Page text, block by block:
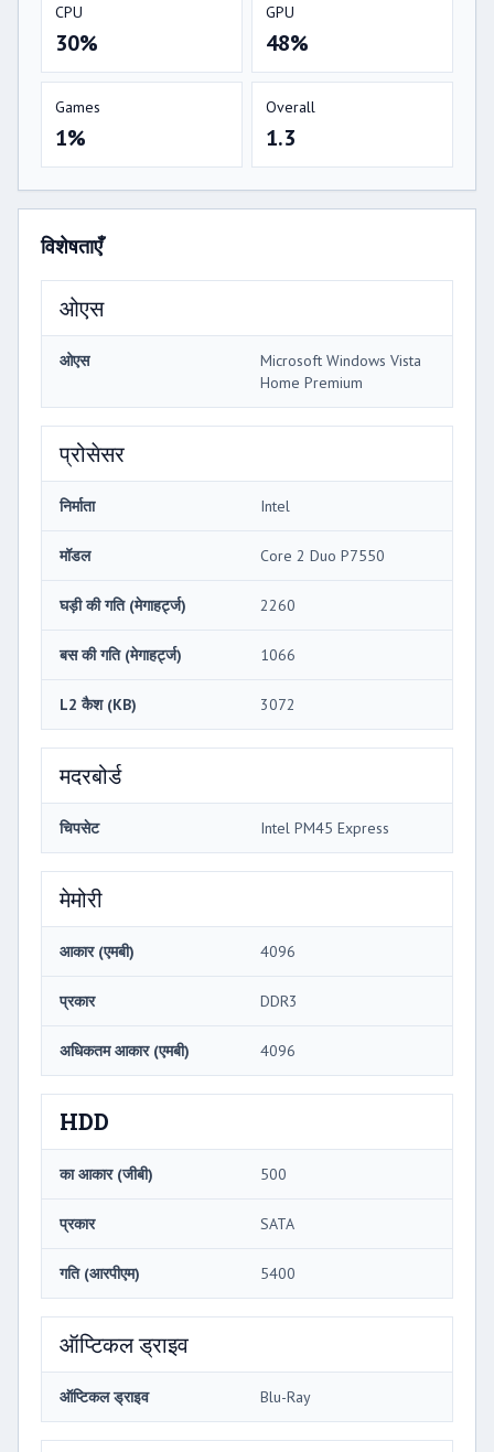
CPU
30%
GPU
48%
Games
1%
Overall
1.3
विशेषताएँ
ओएस
ओएस
Microsoft Windows Vista
Home Premium
प्रोसेसर
निर्माता Intel
मॉडल Core 2 Duo P7550
घड़ी की गति (मेगाहर्ट्ज) 2260
बस की गति (मेगाहर्ट्ज) 1066
L2 कैश (KB) 3072
मदरबोर्ड
चिपसेट Intel PM45 Express
मेमोरी
आकार (एमबी) 4096
प्रकार DDR3
अधिकतम आकार (एमबी) 4096
HDD
का आकार (जीबी) 500
प्रकार SATA
गति (आरपीएम) 5400
ऑप्टिकल ड्राइव
ऑप्टिकल ड्राइव Blu-Ray